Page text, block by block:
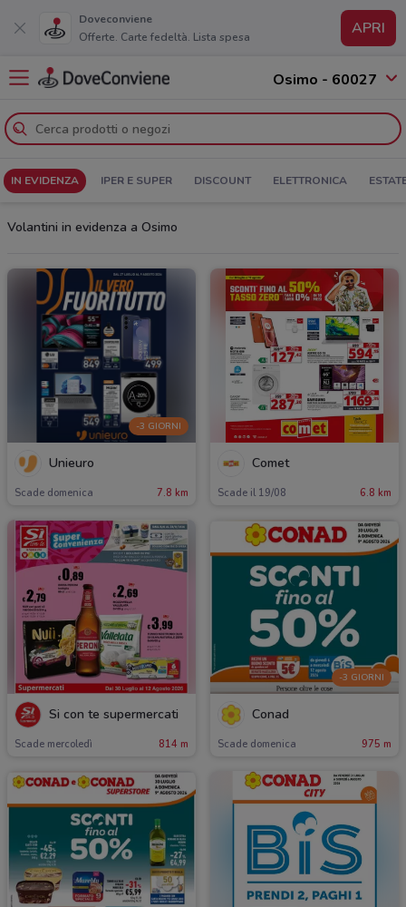
Doveconviene
Offerte. Carte fedeltà. Lista spesa
APRI
Osimo - 60027
IN EVIDENZA IPER E SUPER DISCOUNT ELETTRONICA
Volantini in evidenza a Osimo
-3 GIORNI
Unieuro
Scade domenica 7.8 km
Comet
Scade il 19/08 6.8 km
Si con te supermercati
Scade mercoledì 814 m
-3 GIORNI
Conad
Scade domenica 975 m